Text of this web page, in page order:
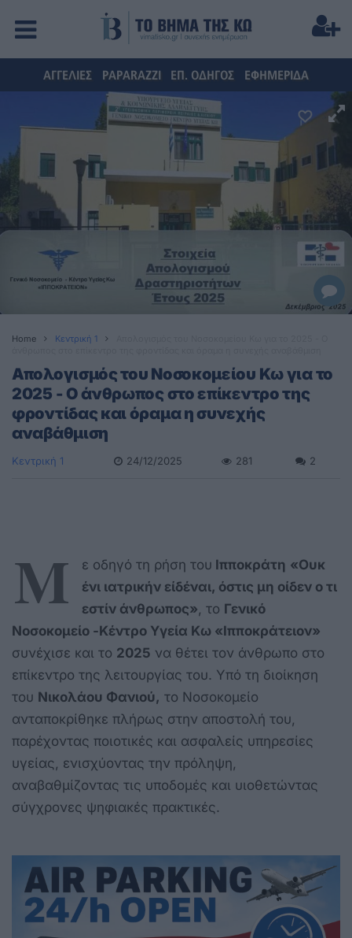
ΑΓΓΕΛΙΕΣ PAPARAZZI ΕΠ. ΟΔΗΓΟΣ ΕΦΗΜΕΡΙΔΑ
Home Κεντρική 1
Απολογισμός του Νοσοκομείου Κω για το
2025 - Ο άνθρωπος στο επίκεντρο της
φροντίδας και όραμα η συνεχής
αναβάθμιση
Κεντρική 1 24/12/2025 281 2
Μ ε οδηγό τη ρήση του Ιπποκράτη «Ουκ
ένι ιατρικήν είδέναι, όστις μη οίδεν ο τι
εστίν άνθρωπος» , το Γενικό
Νοσοκομείο -Κέντρο Υγεία Κω «Ιπποκράτειον»
συνέχισε και το 2025 να θέτει τον άνθρωπο στο
επίκεντρο της λειτουργίας του. Υπό τη διοίκηση
του Νικολάου Φανιού, το Νοσοκομείο
ανταποκρίθηκε πλήρως στην αποστολή του,
παρέχοντας ποιοτικές και ασφαλείς υπηρεσίες
υγείας, ενισχύοντας την πρόληψη,
αναβαθμίζοντας τις υποδομές και υιοθετώντας
σύγχρονες ψηφιακές πρακτικές.